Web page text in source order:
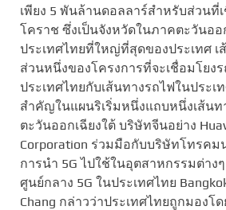
เพียง 5 พันล้านดอลลาร์สำหรับส่วนที่
โคราช ซึ่งเป็นจังหวัดในภาคตะวันออ
ประเทศไทยที่ใหญ่ที่สุดของประเทศ เ
ส่วนหนึ่งของโครงการที่จะเชื่อมโยง
ประเทศไทยกับเส้นทางรถไฟในประเ
สำคัญในแผนริเริ่มหนึ่งแถบหนึ่งเส้นท
ตะวันออกเฉียงใต้ บริษัทจีนอย่าง
Corporation ร่วมมือกับบริษัทโทรค
การนำ 5G ไปใช้ในอุตสาหกรรมต่าง
ศูนย์กลาง 5G ในประเทศไทย
Chang กล่าวว่าประเทศไทยถูกมองโ